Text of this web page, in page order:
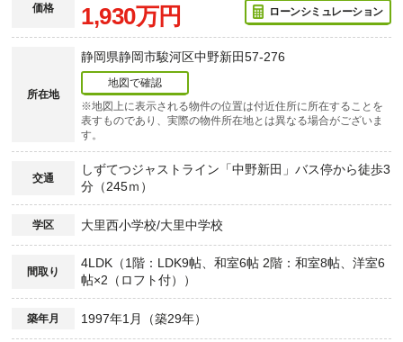
価格 1,930万円 ローンシミュレーション
所在地
静岡県静岡市駿河区中野新田57-276
地図で確認
※地図上に表示される物件の位置は付近住所に所在することを
表すものであり、実際の物件所在地とは異なる場合がございま
す。
交通
しずてつジャストライン「中野新田」バス停から徒歩3
分（245ｍ）
学区 大里西小学校/大里中学校
間取り
4LDK（1階：LDK9帖、和室6帖 2階：和室8帖、洋室6
帖×2（ロフト付））
築年月 1997年1月（築29年）